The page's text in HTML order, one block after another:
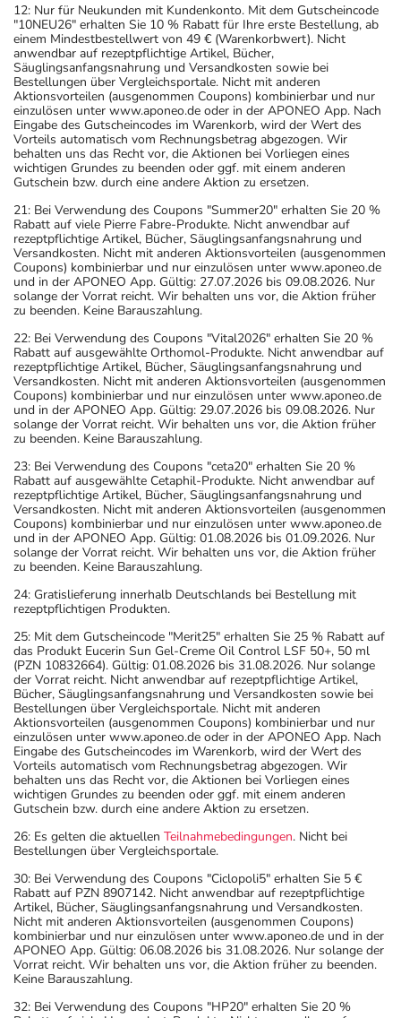
12: Nur für Neukunden mit Kundenkonto. Mit dem Gutscheincode
"10NEU26" erhalten Sie 10 % Rabatt für Ihre erste Bestellung, ab
einem Mindestbestellwert von 49 € (Warenkorbwert). Nicht
anwendbar auf rezeptpflichtige Artikel, Bücher,
Säuglingsanfangsnahrung und Versandkosten sowie bei
Bestellungen über Vergleichsportale. Nicht mit anderen
Aktionsvorteilen (ausgenommen Coupons) kombinierbar und nur
einzulösen unter www.aponeo.de oder in der APONEO App. Nach
Eingabe des Gutscheincodes im Warenkorb, wird der Wert des
Vorteils automatisch vom Rechnungsbetrag abgezogen. Wir
behalten uns das Recht vor, die Aktionen bei Vorliegen eines
wichtigen Grundes zu beenden oder ggf. mit einem anderen
Gutschein bzw. durch eine andere Aktion zu ersetzen.
21: Bei Verwendung des Coupons "Summer20" erhalten Sie 20 %
Rabatt auf viele Pierre Fabre-Produkte. Nicht anwendbar auf
rezeptpflichtige Artikel, Bücher, Säuglingsanfangsnahrung und
Versandkosten. Nicht mit anderen Aktionsvorteilen (ausgenommen
Coupons) kombinierbar und nur einzulösen unter www.aponeo.de
und in der APONEO App. Gültig: 27.07.2026 bis 09.08.2026. Nur
solange der Vorrat reicht. Wir behalten uns vor, die Aktion früher
zu beenden. Keine Barauszahlung.
22: Bei Verwendung des Coupons "Vital2026" erhalten Sie 20 %
Rabatt auf ausgewählte Orthomol-Produkte. Nicht anwendbar auf
rezeptpflichtige Artikel, Bücher, Säuglingsanfangsnahrung und
Versandkosten. Nicht mit anderen Aktionsvorteilen (ausgenommen
Coupons) kombinierbar und nur einzulösen unter www.aponeo.de
und in der APONEO App. Gültig: 29.07.2026 bis 09.08.2026. Nur
solange der Vorrat reicht. Wir behalten uns vor, die Aktion früher
zu beenden. Keine Barauszahlung.
23: Bei Verwendung des Coupons "ceta20" erhalten Sie 20 %
Rabatt auf ausgewählte Cetaphil-Produkte. Nicht anwendbar auf
rezeptpflichtige Artikel, Bücher, Säuglingsanfangsnahrung und
Versandkosten. Nicht mit anderen Aktionsvorteilen (ausgenommen
Coupons) kombinierbar und nur einzulösen unter www.aponeo.de
und in der APONEO App. Gültig: 01.08.2026 bis 01.09.2026. Nur
solange der Vorrat reicht. Wir behalten uns vor, die Aktion früher
zu beenden. Keine Barauszahlung.
24: Gratislieferung innerhalb Deutschlands bei Bestellung mit
rezeptpflichtigen Produkten.
25: Mit dem Gutscheincode "Merit25" erhalten Sie 25 % Rabatt auf
das Produkt Eucerin Sun Gel-Creme Oil Control LSF 50+, 50 ml
(PZN 10832664). Gültig: 01.08.2026 bis 31.08.2026. Nur solange
der Vorrat reicht. Nicht anwendbar auf rezeptpflichtige Artikel,
Bücher, Säuglingsanfangsnahrung und Versandkosten sowie bei
Bestellungen über Vergleichsportale. Nicht mit anderen
Aktionsvorteilen (ausgenommen Coupons) kombinierbar und nur
einzulösen unter www.aponeo.de oder in der APONEO App. Nach
Eingabe des Gutscheincodes im Warenkorb, wird der Wert des
Vorteils automatisch vom Rechnungsbetrag abgezogen. Wir
behalten uns das Recht vor, die Aktionen bei Vorliegen eines
wichtigen Grundes zu beenden oder ggf. mit einem anderen
Gutschein bzw. durch eine andere Aktion zu ersetzen.
26: Es gelten die aktuellen Teilnahmebedingungen. Nicht bei
Bestellungen über Vergleichsportale.
30: Bei Verwendung des Coupons "Ciclopoli5" erhalten Sie 5 €
Rabatt auf PZN 8907142. Nicht anwendbar auf rezeptpflichtige
Artikel, Bücher, Säuglingsanfangsnahrung und Versandkosten.
Nicht mit anderen Aktionsvorteilen (ausgenommen Coupons)
kombinierbar und nur einzulösen unter www.aponeo.de und in der
APONEO App. Gültig: 06.08.2026 bis 31.08.2026. Nur solange der
Vorrat reicht. Wir behalten uns vor, die Aktion früher zu beenden.
Keine Barauszahlung.
32: Bei Verwendung des Coupons "HP20" erhalten Sie 20 %